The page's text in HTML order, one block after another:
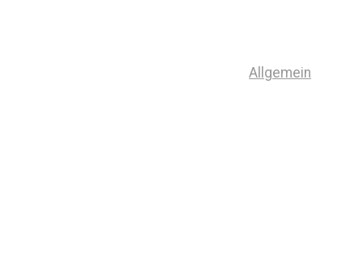
Allgemein